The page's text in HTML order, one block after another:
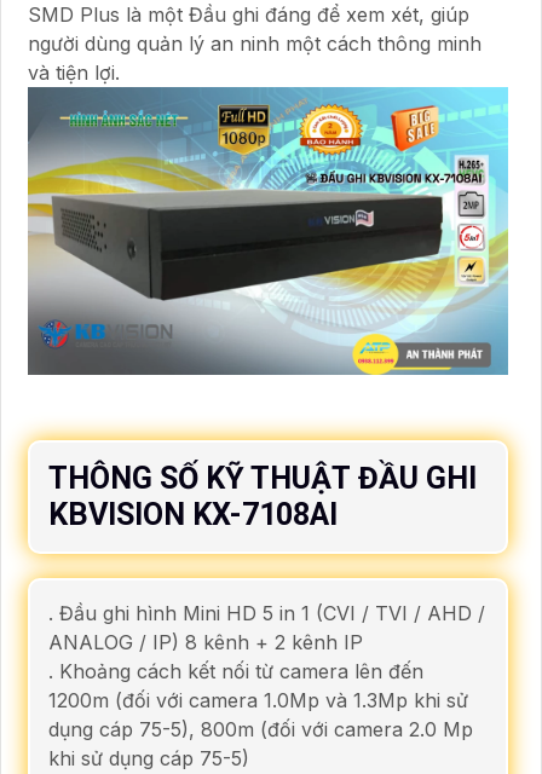
SMD Plus là một Đầu ghi đáng để xem xét, giúp
người dùng quản lý an ninh một cách thông minh
và tiện lợi.
THÔNG SỐ KỸ THUẬT ĐẦU GHI
KBVISION KX-7108AI
. Đầu ghi hình Mini HD 5 in 1 (CVI / TVI / AHD /
ANALOG / IP) 8 kênh + 2 kênh IP
. Khoảng cách kết nối từ camera lên đến
1200m (đối với camera 1.0Mp và 1.3Mp khi sử
dụng cáp 75-5), 800m (đối với camera 2.0 Mp
khi sử dụng cáp 75-5)